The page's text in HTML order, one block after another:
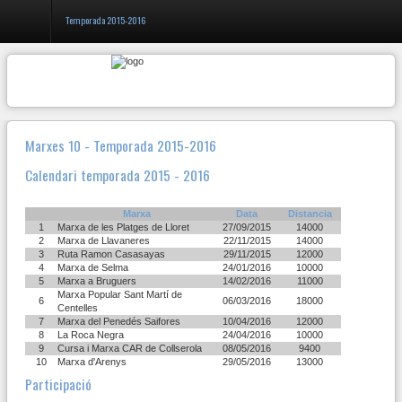
se
club
CAR
Inici
Serveis
Activitats
Atleta
Temporada 2015-2016
Marxes 10 - Temporada 2015-2016
Calendari temporada 2015 - 2016
Marxa Data
Distancia
1
Marxa de les Platges de Lloret 27/09/2015
14000
2
Marxa de Llavaneres 22/11/2015
14000
3
Ruta Ramon Casasayas 29/11/2015
12000
4
Marxa de Selma 24/01/2016
10000
5
Marxa a Bruguers 14/02/2016
11000
6
Marxa Popular Sant Martí de
Centelles
06/03/2016
18000
7
Marxa del Penedés Saifores 10/04/2016
12000
8
La Roca Negra 24/04/2016
10000
9
Cursa i Marxa CAR de Collserola 08/05/2016
9400
10
Marxa d'Arenys 29/05/2016 13000
Participació